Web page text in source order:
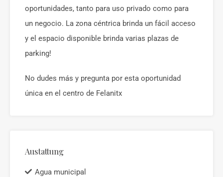
oportunidades, tanto para uso privado como para
un negocio. La zona céntrica brinda un fácil acceso
y el espacio disponible brinda varias plazas de
parking!
No dudes más y pregunta por esta oportunidad
única en el centro de Felanitx
Austattung
Agua municipal